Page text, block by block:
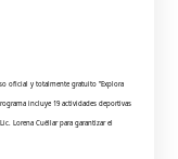
oficial y totalmente gratuito "Explora
incluye 19 actividades deportivas
Lorena Cuéllar para garantizar el